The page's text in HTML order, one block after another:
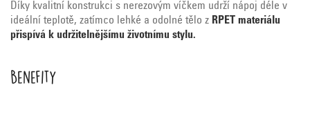
Díky kvalitní konstrukci s nerezovým víčkem udrží nápoj déle v
ideální teplotě, zatímco lehké a odolné tělo z RPET materiálu
přispívá k udržitelnějšímu životnímu stylu.
Benefity